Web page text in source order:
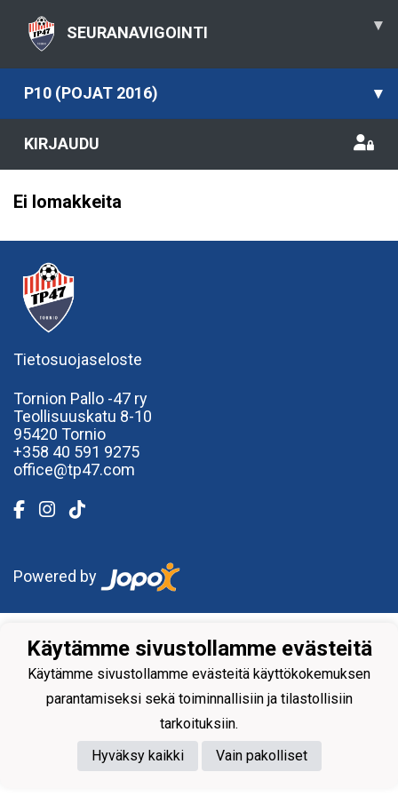
SEURANAVIGOINTI ▾
P10 (POJAT 2016) ▾
KIRJAUDU
Ei lomakkeita
Tietosuojaseloste
Tornion Pallo -47 ry
Teollisuuskatu 8-10
95420 Tornio
+358 40 591 9275
office@tp47.com
Powered by
Käytämme sivustollamme evästeitä
Käytämme sivustollamme evästeitä käyttökokemuksen
parantamiseksi sekä toiminnallisiin ja tilastollisiin
tarkoituksiin.
Hyväksy kaikki
Vain pakolliset